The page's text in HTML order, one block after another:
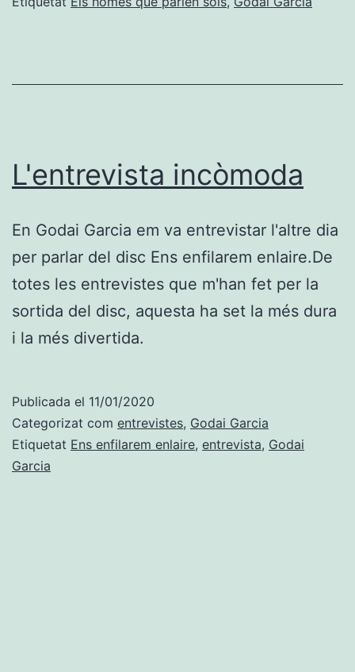
L'entrevista incòmoda
En Godai Garcia em va entrevistar l'altre dia
per parlar del disc Ens enfilarem enlaire.De
totes les entrevistes que m'han fet per la
sortida del disc, aquesta ha set la més dura
i la més divertida.
Publicada el 11/01/2020
Categorizat com entrevistes, Godai Garcia
Etiquetat Ens enfilarem enlaire, entrevista, Godai
Garcia